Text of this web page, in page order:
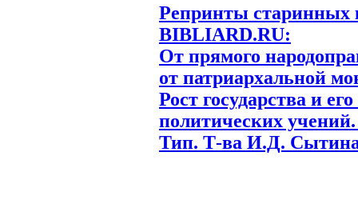
Репринты старинных
BIBLIARD.RU:
От прямого
от патриархальной
Рост государства и
политических
Тип. Т-ва И.Д.